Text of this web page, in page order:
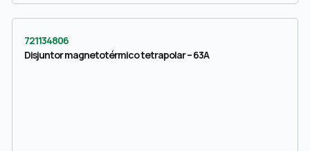
721134806
Disjuntor magnetotérmico tetrapolar – 63A